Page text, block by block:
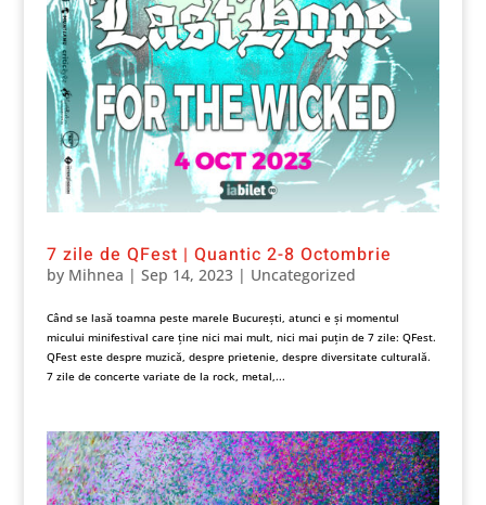
7 zile de QFest | Quantic 2-8 Octombrie
by Mihnea | Sep 14, 2023| Uncategorized
Când se lasă toamna peste marele București, atunci e și momentul
micului minifestival care ține nici mai mult, nici mai puțin de 7 zile: QFest.
QFest este despre muzică, despre prietenie, despre diversitate culturală.
7 zile de concerte variate de la rock, metal,...